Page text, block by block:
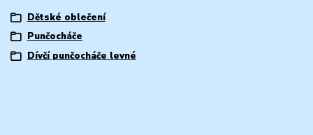
Dětské oblečení
Punčocháče
Dívčí punčocháče levné